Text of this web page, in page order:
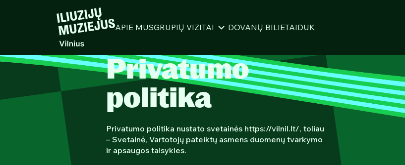
APIE MUSGRUPIŲ VIZITAI DOVANŲ BILIETAIDUK
Privatumo
politika
Privatumo politika nustato svetainės https://vilnil.lt/, toliau
– Svetainė, Vartotojų pateiktų asmens duomenų tvarkymo
ir apsaugos taisykles.